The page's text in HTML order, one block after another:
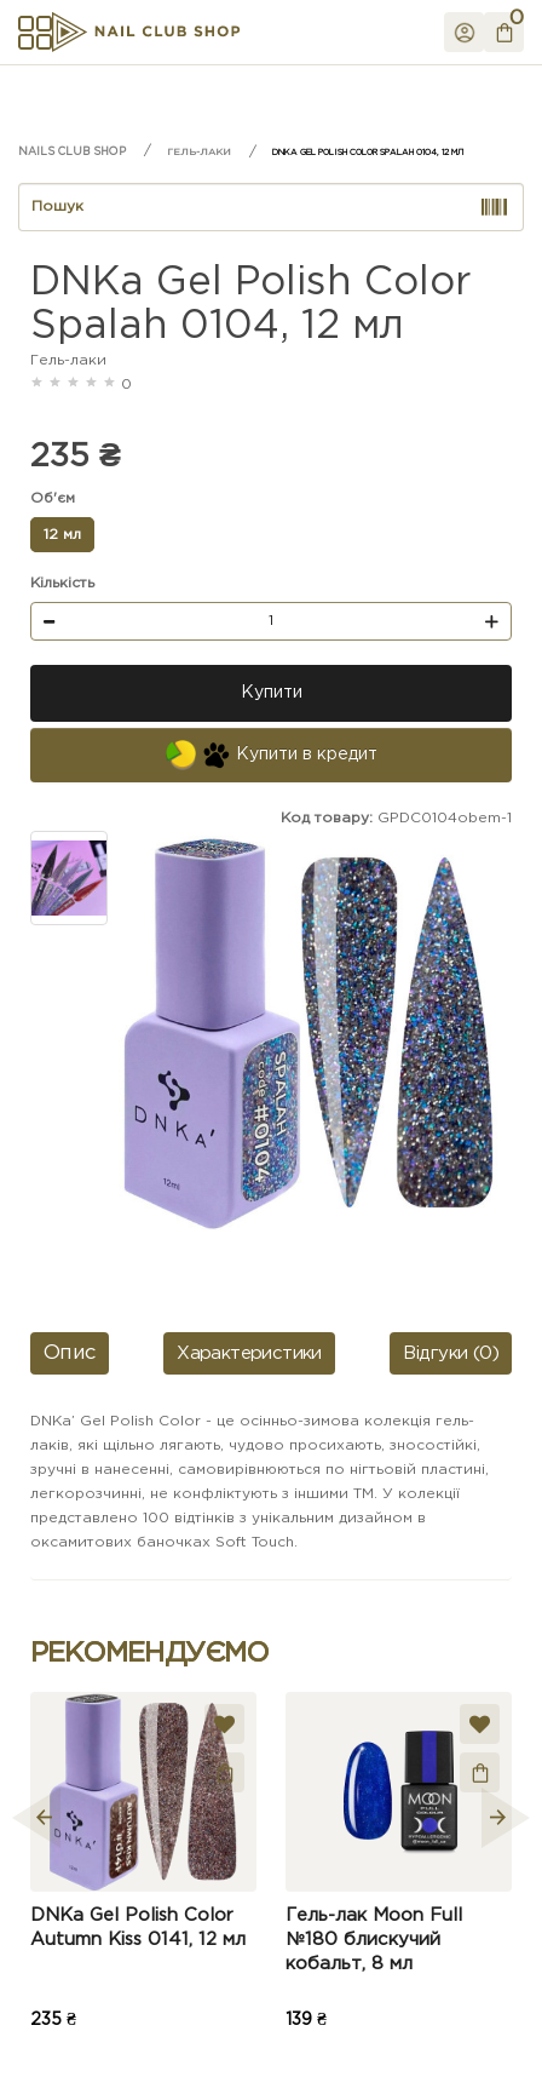
0
ГЕЛЬ-ЛАКИ DNKA GEL POLISH COLOR SPALAH 0104, 12 МЛ
DNKa Gel Polish Color
Spalah 0104, 12 мл
Гель-лаки
0
Код товару: GPDС0104obem-1
235 ₴
Об'єм
12 мл
Кількість
Купити
Купити в кредит
Опис Характеристики Відгуки (0)
DNKa’ Gel Polish Color - це осінньо-зимова колекція гель-
лаків, які щільно лягають, чудово просихають, зносостійкі,
зручні в нанесенні, самовирівнюються по нігтьовій пластині,
легкорозчинні, не конфліктують з іншими ТМ. У колекції
представлено 100 відтінків з унікальним дизайном в
оксамитових баночках Soft Touch.
РЕКОМЕНДУЄМО
DNKa Gel Polish Color
Autumn Kiss 0141, 12 мл
235 ₴
Гель-лак Moon Full
№180 блискучий
кобальт, 8 мл
139 ₴